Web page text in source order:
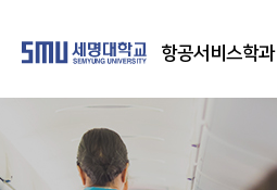
항공서비스학과